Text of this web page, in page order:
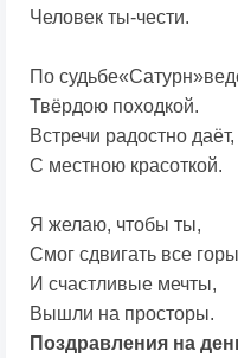
Человек ты-чести.
По
Твёрдою походкой.
Встречи радостно даёт,
С местною красоткой.
Я желаю, чтобы ты,
Смог сдвигать все
И счастливые мечты,
Вышли на просторы.
Поздравления на